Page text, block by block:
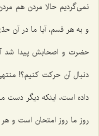
نمی‌گردیم حالا مردن هم
و به هر قسم، آیا ما در آن
حضرت و اصحابش پیدا شد
داده است، اینکه دیگر دست
روز ما روز امتحان است و